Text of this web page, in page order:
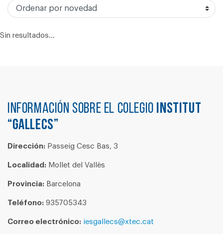
Sin resultados...
Información sobre el colegio INSTITUT
“GALLECS”
Dirección: Passeig Cesc Bas, 3
Localidad: Mollet del Vallès
Provincia: Barcelona
Teléfono: 935705343
Correo electrónico: iesgallecs@xtec.cat